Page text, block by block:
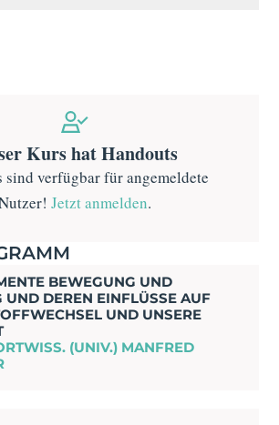
Kurs hat Handouts
sind verfügbar für angemeldete
Jetzt anmelden.
BEWEGUNG UND
UND DEREN EINFLÜSSE AUF
UND UNSERE
(UNIV.) MANFRED